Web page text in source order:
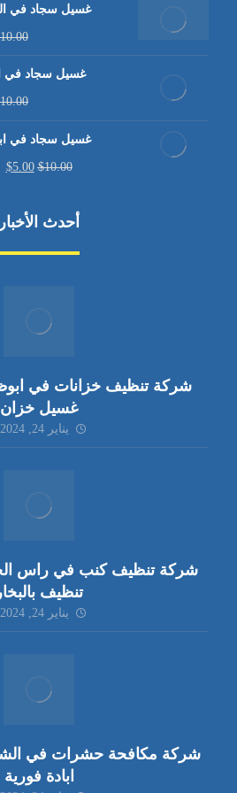
غسيل سجاد في الفجيرة
10.00
غسيل سجاد في العين
10.00
غسيل سجاد في ابوظبي
$10.00
$5.00
أحدث الأخبار
غسيل خزان
يناير 24, 2024
تنظيف بالبخار
يناير 24, 2024
ابادة فورية